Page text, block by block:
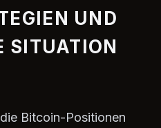
UND
SITUATION
Bitcoin-Positionen